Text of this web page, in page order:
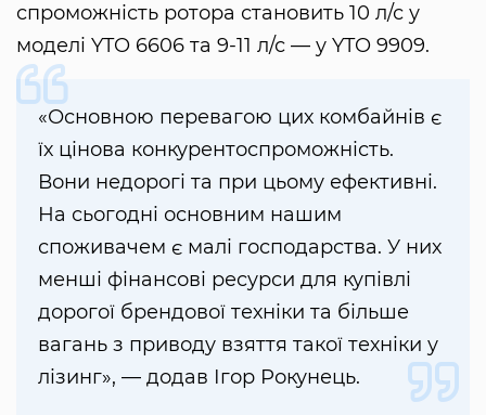
спроможність ротора становить 10 л/с у
моделі YTO 6606 та 9-11 л/с — у YTO 9909.
«Основною перевагою цих комбайнів є
їх цінова конкурентоспроможність.
Вони недорогі та при цьому ефективні.
На сьогодні основним нашим
споживачем є малі господарства. У них
менші фінансові ресурси для купівлі
дорогої брендової техніки та більше
вагань з приводу взяття такої техніки у
лізинг», — додав Ігор Рокунець.